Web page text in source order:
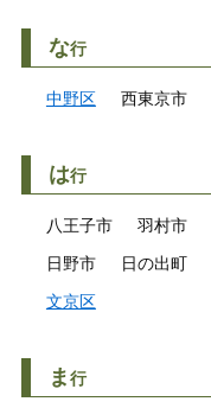
な行
中野区 西東京市
は行
八王子市 羽村市
日野市
日の出町
文京区
ま行